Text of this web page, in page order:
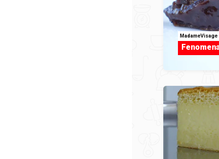
MadameVisage